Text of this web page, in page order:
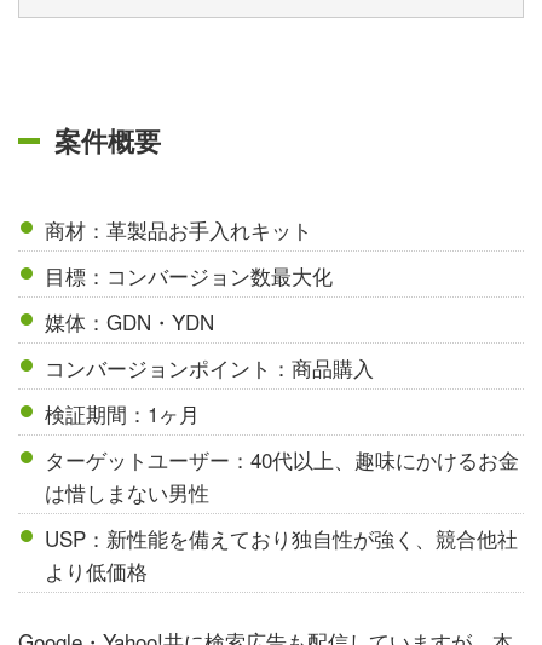
案件概要
商材：革製品お手入れキット
目標：コンバージョン数最大化
媒体：GDN・YDN
コンバージョンポイント：商品購入
検証期間：1ヶ月
ターゲットユーザー：40代以上、趣味にかけるお金
は惜しまない男性
USP：新性能を備えており独自性が強く、競合他社
より低価格